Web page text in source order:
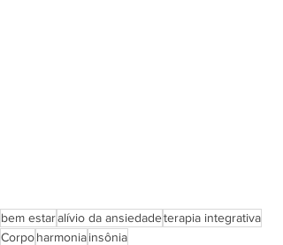
bem estaralívio da ansiedadeterapia integrativa
Corpoharmoniainsônia